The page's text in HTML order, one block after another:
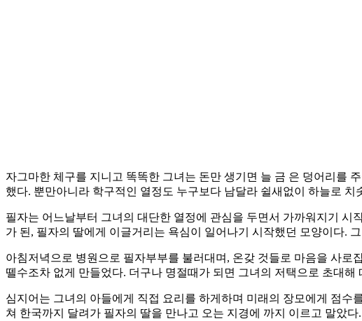
자그마한 체구를 지니고 똑똑한 그녀는 돈만 생기면 늘 금 은 덩어리를
했다. 뿐만아니라 학구적인 열정도 누구보다 남달라 쉴새없이 하늘로
필자는 어느날부터 그녀의 대단한 열정에 관심을 두면서 가까워지기
가 된, 필자의 딸에게 이글거리는 욕심이 일어나기 시작했던 모양이다.
아침저녁으로 병원으로 필자부부를 불러대며, 온갖 것들로 마음을 사
뗄수조차 없게 만들었다. 더구나 명절때가 되면 그녀의 저택으로 초대해
심지어는 그녀의 아들에게 직접 요리를 하게하며 미래의 장모에게 점
쳐 한국까지 달려가 필자의 딸을 만나고 오는 지경에 까지 이르고 말았